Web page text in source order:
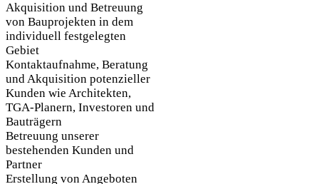
Akquisition und Betreuung
von Bauprojekten in dem
individuell festgelegten
Gebiet
Kontaktaufnahme, Beratung
und Akquisition potenzieller
Kunden wie Architekten,
TGA-Planern, Investoren und
Bauträgern
Betreuung unserer
bestehenden Kunden und
Partner
Erstellung von Angeboten